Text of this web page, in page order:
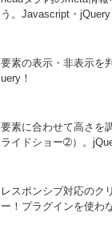
う。Javascript・jQuery
要素の表示・非表示を
uery！
要素に合わせて高さを
ライドショー➁）。
レスポンシブ対応のク
ー！プラグインを使わ